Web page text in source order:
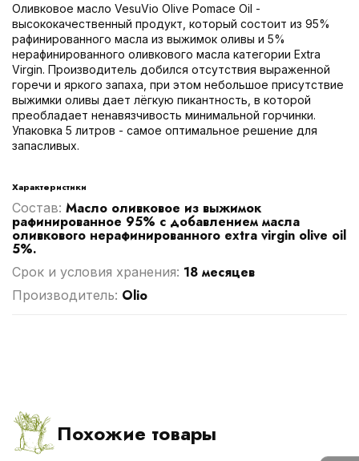
Оливковое масло VesuVio Olive Pomace Oil -
высококачественный продукт, который состоит из 95%
рафинированного масла из выжимок оливы и 5%
нерафинированного оливкового масла категории Extra
Virgin. Производитель добился отсутствия выраженной
горечи и яркого запаха, при этом небольшое присутствие
выжимки оливы дает лёгкую пикантность, в которой
преобладает ненавязчивость минимальной горчинки.
Упаковка 5 литров - самое оптимальное решение для
запасливых.
Характеристики
Cостав: Масло оливковое из выжимок
рафинированное 95% с добавлением масла
оливкового нерафинированного extra virgin olive oil
5%.
Срок и условия хранения: 18 месяцев
Производитель: Olio
Похожие товары